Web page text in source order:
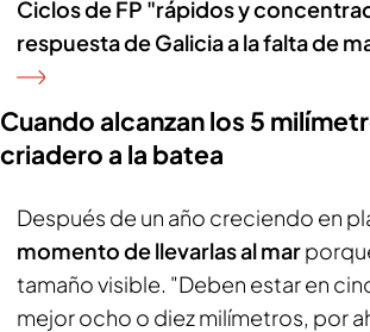
Ciclos de FP "rápidos y
respuesta de Galicia a la falta de
Cuando alcanzan los 5
criadero a la batea
Después de un año creciendo en
momento de llevarlas al mar
tamaño visible. "Deben estar en
mejor ocho o diez milímetros, por